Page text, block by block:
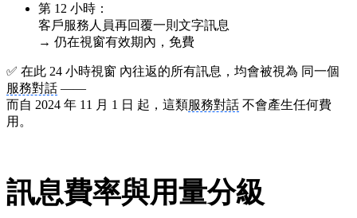
第 12 小時：
客戶服務人員再回覆一則文字訊息
→ 仍在視窗有效期內，免費
✅ 在此 24 小時視窗 內往返的所有訊息，均會被視為 同一個
服務對話 ——
而自 2024 年 11 月 1 日 起，這類服務對話 不會產生任何費
用。
訊息費率與用量分級